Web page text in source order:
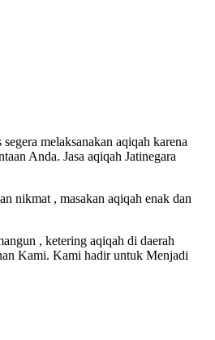
melaksanakan aqiqah karena
Anda. Jasa aqiqah Jatinegara
nikmat , masakan aqiqah enak dan
, ketering aqiqah di daerah
Kami. Kami hadir untuk Menjadi